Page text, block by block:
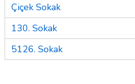
Çiçek Sokak
130. Sokak
5126. Sokak